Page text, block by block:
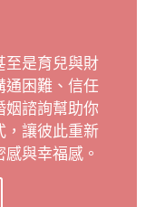
至是育兒與財
通困難、信任
姻諮詢幫助你
，讓彼此重新
與幸福感。